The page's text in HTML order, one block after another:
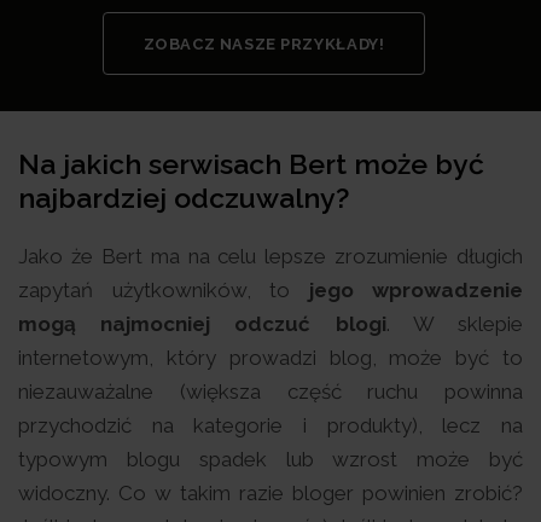
ZOBACZ NASZE PRZYKŁADY!
Na jakich serwisach Bert może być
najbardziej odczuwalny?
Jako że Bert ma na celu lepsze zrozumienie długich
zapytań użytkowników, to jego wprowadzenie
mogą najmocniej odczuć blogi. W sklepie
internetowym, który prowadzi blog, może być to
niezauważalne (większa część ruchu powinna
przychodzić na kategorie i produkty), lecz na
typowym blogu spadek lub wzrost może być
widoczny. Co w takim razie bloger powinien zrobić?